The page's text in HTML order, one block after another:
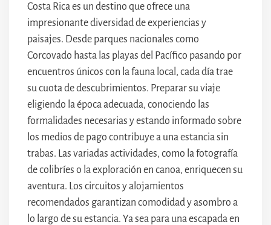
Costa Rica es un destino que ofrece una
impresionante diversidad de experiencias y
paisajes. Desde parques nacionales como
Corcovado hasta las playas del Pacífico pasando por
encuentros únicos con la fauna local, cada día trae
su cuota de descubrimientos. Preparar su viaje
eligiendo la época adecuada, conociendo las
formalidades necesarias y estando informado sobre
los medios de pago contribuye a una estancia sin
trabas. Las variadas actividades, como la fotografía
de colibríes o la exploración en canoa, enriquecen su
aventura. Los circuitos y alojamientos
recomendados garantizan comodidad y asombro a
lo largo de su estancia. Ya sea para una escapada en